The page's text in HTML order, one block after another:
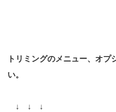
トリミングのメニュー、オプ
い。
↓ ↓ ↓